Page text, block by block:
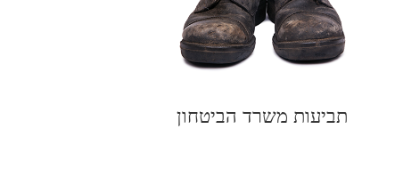
תביעות משרד הביטחון